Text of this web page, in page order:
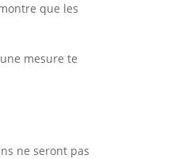
que les
mesure te
ne seront pas